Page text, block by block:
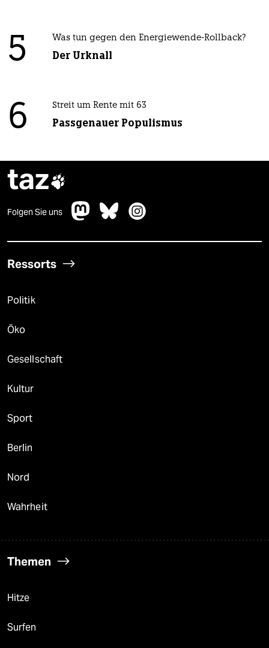
5 Was tun gegen den Energiewende-Rollback?
Der Urknall
6 Streit um Rente mit 63
Passgenauer Populismus
taz
Folgen Sie uns
Ressorts
Politik
Öko
Gesellschaft
Kultur
Sport
Berlin
Nord
Wahrheit
Themen
Hitze
Surfen